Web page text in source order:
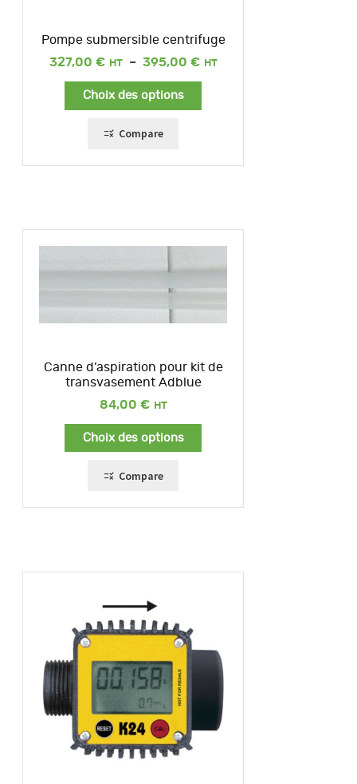
Pompe submersible centrifuge
327,00 € – 395,00 €
Plage
Choix des options
Compare
Canne d’aspiration pour kit de
transvasement Adblue
84,00 €
Choix des options
Compare